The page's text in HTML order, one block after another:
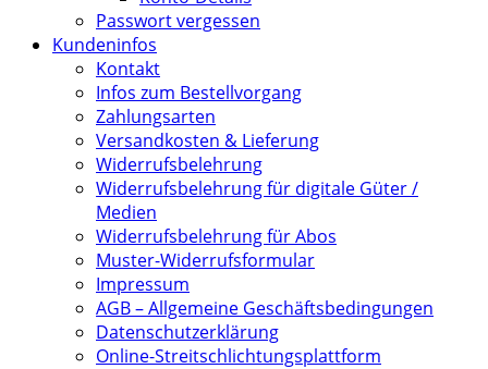
Passwort vergessen
Kundeninfos
Kontakt
Infos zum Bestellvorgang
Zahlungsarten
Versandkosten & Lieferung
Widerrufsbelehrung
Widerrufsbelehrung für digitale Güter /
Medien
Widerrufsbelehrung für Abos
Muster-Widerrufsformular
Impressum
AGB – Allgemeine Geschäftsbedingungen
Datenschutzerklärung
Online-Streitschlichtungsplattform